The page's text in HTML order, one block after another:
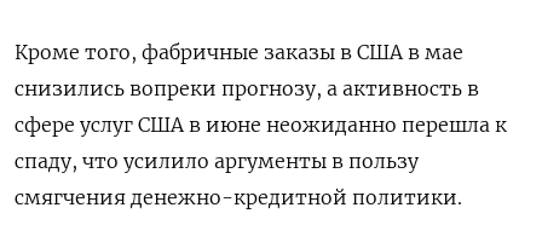
Кроме того, фабричные заказы в США в мае
снизились вопреки прогнозу, а активность в
сфере услуг США в июне неожиданно перешла к
спаду, что усилило аргументы в пользу
смягчения денежно-кредитной политики.